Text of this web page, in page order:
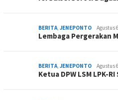
BERITA, JENEPONTO Agustus
Lembaga Pergerakan
BERITA, JENEPONTO Agustus
Ketua DPW LSM LPK-